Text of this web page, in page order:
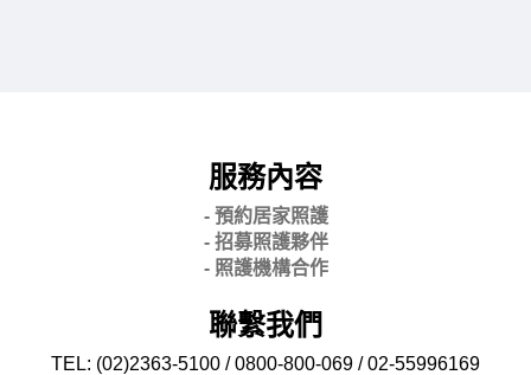
服務內容
- 預約居家照護
- 招募照護夥伴
- 照護機構合作
聯繫我們
TEL: (02)2363-5100 / 0800-800-069 / 02-55996169